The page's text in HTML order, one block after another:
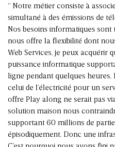
“ Notre métier consiste à
simultané à des émissions de
Nos besoins informatiques
nous offre la flexibilité dont
Web Services, je peux acquérir
puissance informatique
ligne pendant quelques
celui de l’électricité pour un
offre Play along ne serait pas
solution maison nous
supportant 60 millions de
épisodiquement. Donc une